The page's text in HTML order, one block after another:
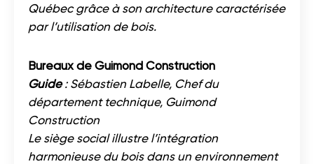
Québec grâce à son architecture caractérisée
par l’utilisation de bois.
Bureaux de Guimond Construction
Guide: Sébastien Labelle, Chef du
département technique, Guimond
Construction
Le siège social illustre l’intégration
harmonieuse du bois dans un environnement